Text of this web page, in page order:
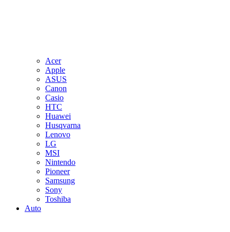
Acer
Apple
ASUS
Canon
Casio
HTC
Huawei
Husqvarna
Lenovo
LG
MSI
Nintendo
Pioneer
Samsung
Sony
Toshiba
Auto